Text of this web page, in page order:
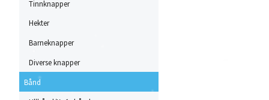
Tinnknapper
Hekter
Barneknapper
Diverse knapper
Bånd